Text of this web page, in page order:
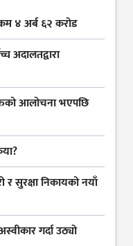
४ अर्ब ६२ करोड
अदालतद्वारा
आलोचना भएपछि
र सुरक्षा निकायको नयाँ
गर्दा उठ्यो